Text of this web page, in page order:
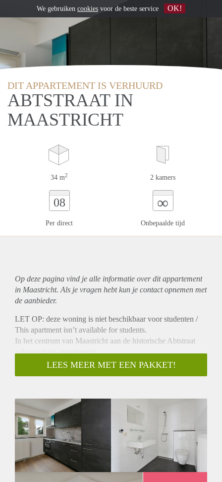
DIT APPARTEMENT IS VERHUURD
ABTSTRAAT IN
MAASTRICHT
34 m2 2 kamers
08
Per direct
∞
Onbepaalde tijd
Op deze pagina vind je alle informatie over ditappartement
in Maastricht. Als je vragen hebt kun je contact opnemen met
de aanbieder.
LET OP: deze woning is niet beschikbaar voor studenten /
This apartment isn’t available for students.
In het centrum van Maastricht aan de historische Abtstraat
gelegen ruim appartement.
Het 2-kamer appartement bevindt zich op de begane grond
van dit Rijksmonumentale complex en alle belangrijke
LEES MEER MET EEN PAKKET!
We gebruiken cookies voor de beste service OK!